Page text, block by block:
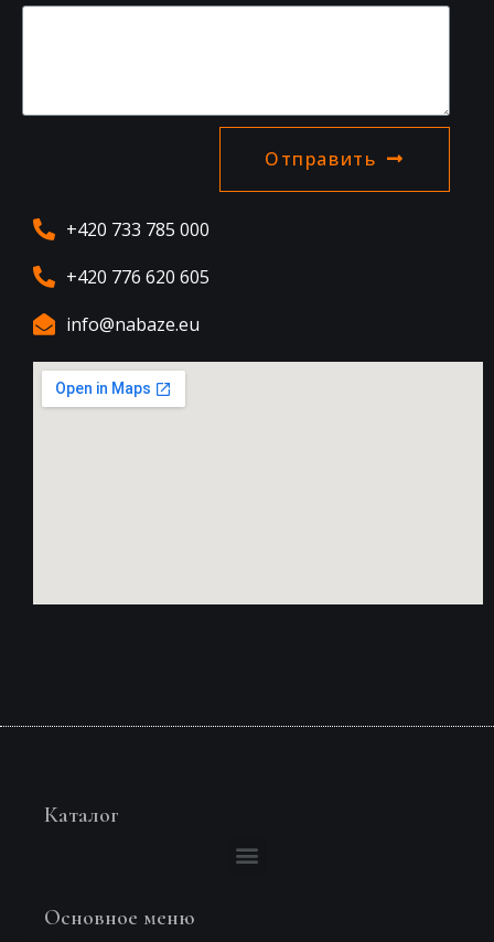
Отправить
+420 733 785 000
+420 776 620 605
info@nabaze.eu
Каталог
Основное меню